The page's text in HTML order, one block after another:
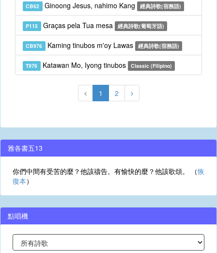
CB62 Ginoong Jesus, nahimo Kang 經典詩歌(宿務語)
P115 Graças pela Tua mesa 經典詩歌(葡萄牙語)
CB976 Kaming tinubos m'oy Lawas 經典詩歌(宿務語)
T976 Katawan Mo, Iyong tinubos Classic (Filipino)
1 2
雅各書五13
你們中間有受苦的麼？他該禱告。有愉快的麼？他該歌頌。 （恢
復本）
點唱機